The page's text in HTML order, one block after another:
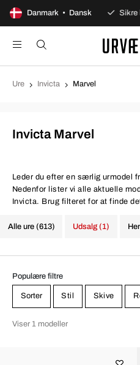
Danmark • Dansk
dages åbent køb Sikre
Ure Invicta Marvel
Invicta Marvel
Leder du efter en særlig urmodel
Nedenfor lister vi alle aktuelle
Invicta. Brug filteret for at finde
Alle ure (613) Udsalg (1)
Populære filtre
Sorter Stil Skive
Viser 1 modeller